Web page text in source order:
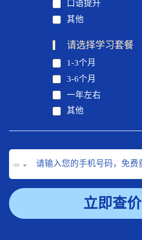
口语提升
其他
请选择学习套餐
1-3个月
3-6个月
一年左右
其他
+86
立即查价